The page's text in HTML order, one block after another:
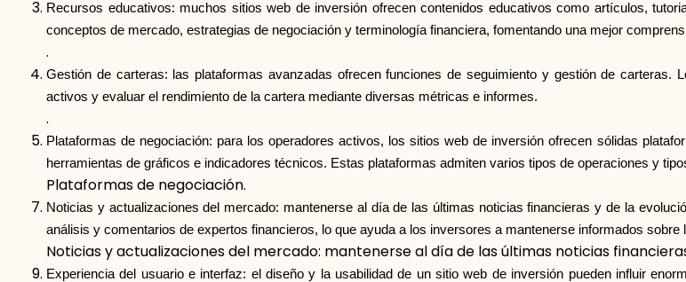
Recursos educativos: muchos sitios web de inversión ofrecen contenidos educativos como artículos,
conceptos de mercado, estrategias de negociación y terminología financiera, fomentando una mejor
.
Gestión de carteras: las plataformas avanzadas ofrecen funciones de seguimiento y gestión de carteras.
activos y evaluar el rendimiento de la cartera mediante diversas métricas e informes.
.
Plataformas de negociación: para los operadores activos, los sitios web de inversión ofrecen sólidas
herramientas de gráficos e indicadores técnicos. Estas plataformas admiten varios tipos de operaciones y
Plataformas de negociación.
Noticias y actualizaciones del mercado: mantenerse al día de las últimas noticias financieras y de la
análisis y comentarios de expertos financieros, lo que ayuda a los inversores a mantenerse informados
Noticias y actualizaciones del mercado: mantenerse al día de las últimas noticias
Experiencia del usuario e interfaz: el diseño y la usabilidad de un sitio web de inversión pueden influir